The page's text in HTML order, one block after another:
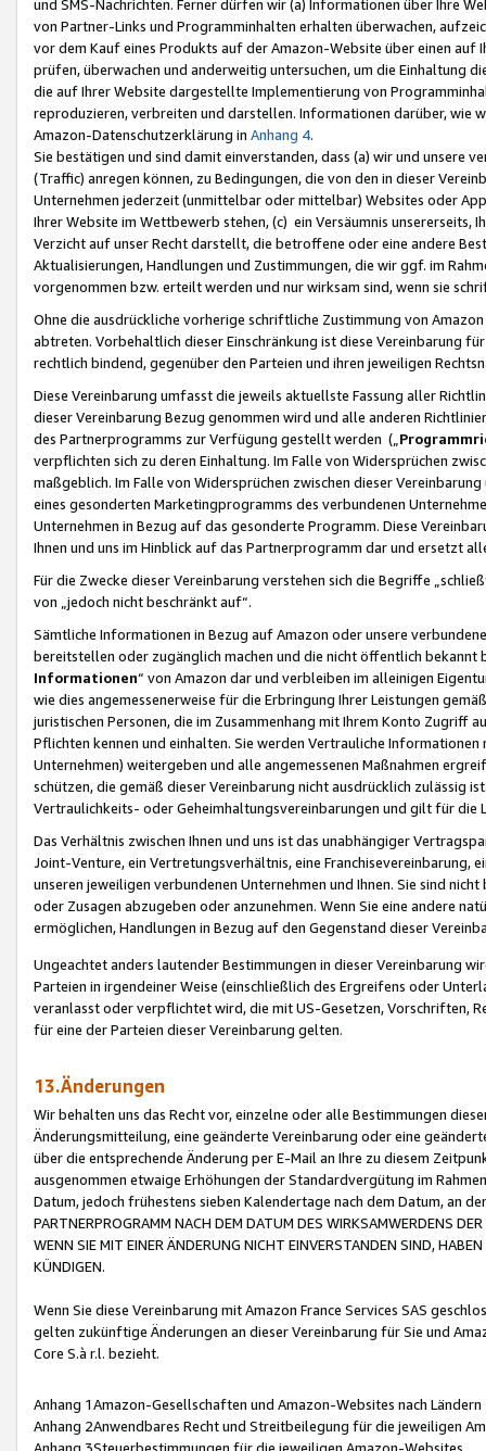
und SMS-Nachrichten. Ferner dürfen wir (a) Informationen über Ihre
von Partner-Links und Programminhalten erhalten überwachen,
vor dem Kauf eines Produkts auf der Amazon-Website über einen
prüfen, überwachen und anderweitig untersuchen, um die Einhaltung
die auf Ihrer Website dargestellte Implementierung von
reproduzieren, verbreiten und darstellen. Informationen darüber, wie
Amazon-Datenschutzerklärung in Anhang 4.
Sie bestätigen und sind damit einverstanden, dass (a) wir und
(Traffic) anregen können, zu Bedingungen, die von den in dieser
Unternehmen jederzeit (unmittelbar oder mittelbar) Websites oder
Ihrer Website im Wettbewerb stehen, (c) ein Versäumnis unsererseits,
Verzicht auf unser Recht darstellt, die betroffene oder eine andere
Aktualisierungen, Handlungen und Zustimmungen, die wir ggf. im
vorgenommen bzw. erteilt werden und nur wirksam sind, wenn sie
Ohne die ausdrückliche vorherige schriftliche Zustimmung von
abtreten. Vorbehaltlich dieser Einschränkung ist diese Vereinbarung
rechtlich bindend, gegenüber den Parteien und ihren jeweiligen
Diese Vereinbarung umfasst die jeweils aktuellste Fassung aller
dieser Vereinbarung Bezug genommen wird und alle anderen
des Partnerprogramms zur Verfügung gestellt werden („
verpflichten sich zu deren Einhaltung. Im Falle von Widersprüchen
maßgeblich. Im Falle von Widersprüchen zwischen dieser
eines gesonderten Marketingprogramms des verbundenen
Unternehmen in Bezug auf das gesonderte Programm. Diese
Ihnen und uns im Hinblick auf das Partnerprogramm dar und ersetzt
Für die Zwecke dieser Vereinbarung verstehen sich die Begriffe
von „jedoch nicht beschränkt auf“.
Sämtliche Informationen in Bezug auf Amazon oder unsere
bereitstellen oder zugänglich machen und die nicht öffentlich
Informationen“ von Amazon dar und verbleiben im alleinigen
wie dies angemessenerweise für die Erbringung Ihrer Leistungen
juristischen Personen, die im Zusammenhang mit Ihrem Konto
Pflichten kennen und einhalten. Sie werden Vertrauliche
Unternehmen) weitergeben und alle angemessenen Maßnahmen
schützen, die gemäß dieser Vereinbarung nicht ausdrücklich zulässig
Vertraulichkeits- oder Geheimhaltungsvereinbarungen und gilt für die
Das Verhältnis zwischen Ihnen und uns ist das unabhängiger
Joint-Venture, ein Vertretungsverhältnis, eine Franchisevereinbarung,
unseren jeweiligen verbundenen Unternehmen und Ihnen. Sie sind
oder Zusagen abzugeben oder anzunehmen. Wenn Sie eine andere
ermöglichen, Handlungen in Bezug auf den Gegenstand dieser
Ungeachtet anders lautender Bestimmungen in dieser Vereinbarung
Parteien in irgendeiner Weise (einschließlich des Ergreifens oder
veranlasst oder verpflichtet wird, die mit US-Gesetzen, Vorschriften,
für eine der Parteien dieser Vereinbarung gelten.
13.Änderungen
Wir behalten uns das Recht vor, einzelne oder alle Bestimmungen
Änderungsmitteilung, eine geänderte Vereinbarung oder eine
über die entsprechende Änderung per E-Mail an Ihre zu diesem
ausgenommen etwaige Erhöhungen der Standardvergütung im
Datum, jedoch frühestens sieben Kalendertage nach dem Datum, an
PARTNERPROGRAMM NACH DEM DATUM DES WIRKSAMWERDENS
WENN SIE MIT EINER ÄNDERUNG NICHT EINVERSTANDEN SIND,
KÜNDIGEN.
Wenn Sie diese Vereinbarung mit Amazon France Services SAS
gelten zukünftige Änderungen an dieser Vereinbarung für Sie und
Core S.à r.l. bezieht.
Anhang 1Amazon-Gesellschaften und Amazon-Websites nach Ländern
Anhang 2Anwendbares Recht und Streitbeilegung für die jeweiligen
Anhang 3Steuerbestimmungen für die jeweiligen Amazon-Websites